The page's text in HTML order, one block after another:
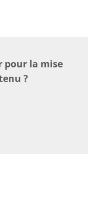
pour la mise
?